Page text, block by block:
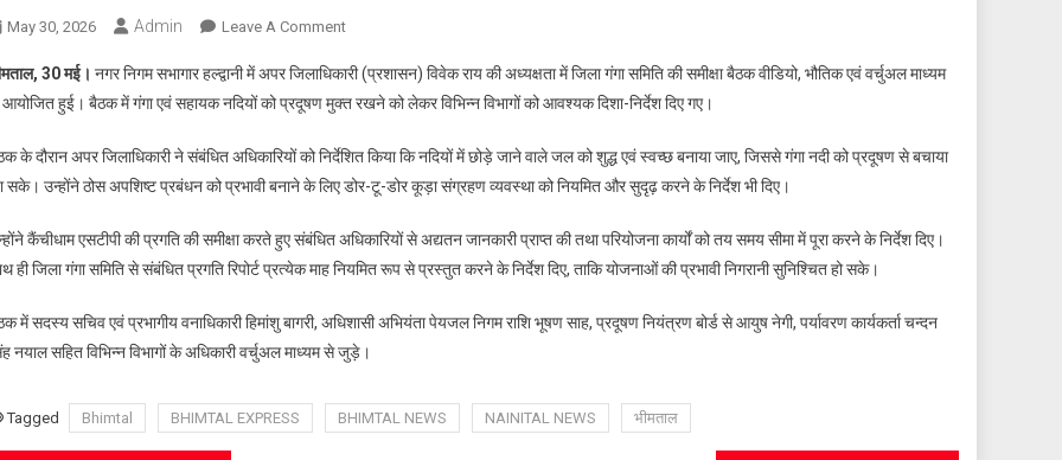
May 30, 2026 Admin Leave A CommentOn
संरक्षण
पर
निर्देश:
नदियों
छोड़ा
जाए
जल,
कूड़ा
व्यवस्था
मजबूत
30 मई। नगर निगम सभागार हल्द्वानी में अपर जिलाधिकारी (प्रशासन) विवेक राय की अध्यक्षता में जिला गंगा समिति की समीक्षा बैठक वीडियो, भौतिक एवं वर्चुअल माध्यम
हुई। बैठक में गंगा एवं सहायक नदियों को प्रदूषण मुक्त रखने को लेकर विभिन्न विभागों को आवश्यक दिशा-निर्देश दिए गए।
के दौरान अपर जिलाधिकारी ने संबंधित अधिकारियों को निर्देशित किया कि नदियों में छोड़े जाने वाले जल को शुद्ध एवं स्वच्छ बनाया जाए, जिससे गंगा नदी को प्रदूषण से बचाया
सके। उन्होंने ठोस अपशिष्ट प्रबंधन को प्रभावी बनाने के लिए डोर-टू-डोर कूड़ा संग्रहण व्यवस्था को नियमित और सुदृढ़ करने के निर्देश भी दिए।
कैंचीधाम एसटीपी की प्रगति की समीक्षा करते हुए संबंधित अधिकारियों से अद्यतन जानकारी प्राप्त की तथा परियोजना कार्यों को तय समय सीमा में पूरा करने के निर्देश दिए।
ही जिला गंगा समिति से संबंधित प्रगति रिपोर्ट प्रत्येक माह नियमित रूप से प्रस्तुत करने के निर्देश दिए, ताकि योजनाओं की प्रभावी निगरानी सुनिश्चित हो सके।
में सदस्य सचिव एवं प्रभागीय वनाधिकारी हिमांशु बागरी, अधिशासी अभियंता पेयजल निगम राशि भूषण साह, प्रदूषण नियंत्रण बोर्ड से आयुष नेगी, पर्यावरण कार्यकर्ता चन्दन
नयाल सहित विभिन्न विभागों के अधिकारी वर्चुअल माध्यम से जुड़े।
Tagged Bhimtal BHIMTAL EXPRESS BHIMTAL NEWS NAINITAL NEWS भीमताल